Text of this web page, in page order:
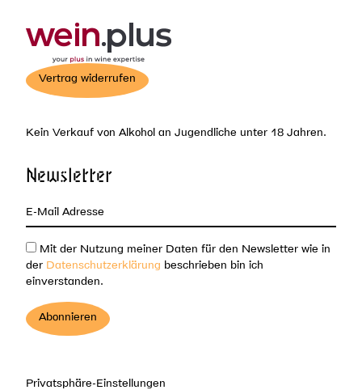
Vertrag widerrufen
Kein Verkauf von Alkohol an Jugendliche unter 18 Jahren.
Newsletter
Mit der Nutzung meiner Daten für den Newsletter wie in
der Datenschutzerklärung beschrieben bin ich
einverstanden.
Privatsphäre-Einstellungen